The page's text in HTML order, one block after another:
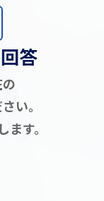
答
い。
す。